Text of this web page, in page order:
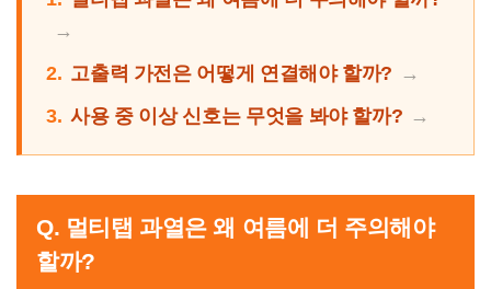
2. 고출력 가전은 어떻게 연결해야 할까?
3. 사용 중 이상 신호는 무엇을 봐야 할까?
Q. 멀티탭 과열은 왜 여름에 더 주의해야
할까?